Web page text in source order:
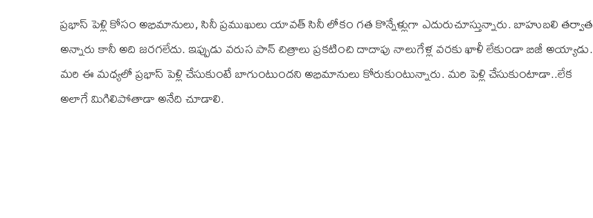
ప్రభాస్ పెళ్లి కోసం అభిమానులు, సినీ ప్రముఖులు యావత్ సినీ లోకం గత కొన్నేళ్లుగా ఎదురుచూస్తున్నారు. బాహుబలి తర్వాత
అన్నారు కానీ అది జరగలేదు. ఇప్పుడు వరుస పాన్ చిత్రాలు ప్రకటించి దాదాపు నాలుగేళ్ల వరకు ఖాళీ లేకుండా బిజీ అయ్యాడు.
మరి ఈ మధ్యలో ప్రభాస్ పెళ్లి చేసుకుంటే బాగుంటుందని అభిమానులు కోరుకుంటున్నారు. మరి పెళ్లి చేసుకుంటాడా..లేక
అలాగే మిగిలిపోతాడా అనేది చూడాలి.